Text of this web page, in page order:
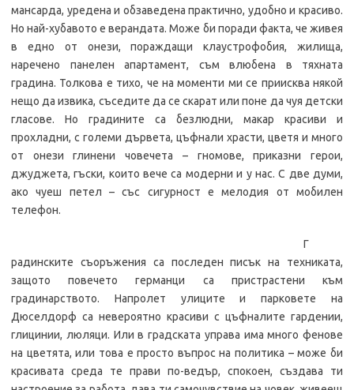
мансарда, уредена и обзаведена практично, удобно и красиво.
Но най-хубавото е верандата. Може би поради факта, че живея
в едно от онези, пораждащи клаустрофобия, жилища,
наречено панелен апартамент, съм влюбена в тяхната
градина. Толкова е тихо, че на моменти ми се приисква някой
нещо да извика, съседите да се скарат или поне да чуя детски
гласове. Но градините са безлюдни, макар красиви и
прохладни, с големи дървета, цъфнали храсти, цветя и много
от онези глинени човечета – гномове, приказни герои,
джуджета, гъски, които вече са модерни и у нас. С две думи,
ако чуеш петел – със сигурност е мелодия от мобилен
телефон.
Г
радинските съоръжения са последен писък на техниката,
защото повечето германци са пристрастени към
градинарството. Напролет улиците и парковете на
Дюселдорф са невероятно красиви с цъфналите гардении,
глицинии, люляци. Или в градската управа има много фенове
на цветята, или това е просто въпрос на политика – може би
красивата среда те прави по-ведър, спокоен, създава ти